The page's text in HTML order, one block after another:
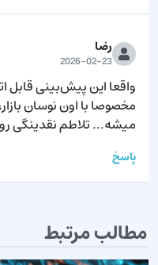
رضا
2026-02-23
میشه... تلاطم نقدینگی
پاسخ
مطالب مرتبط